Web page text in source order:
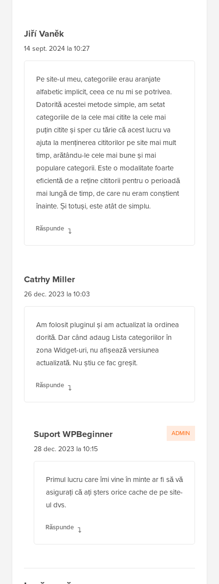
Jiří Vaněk
14 sept. 2024 la 10:27
Pe site-ul meu, categoriile erau aranjate
alfabetic implicit, ceea ce nu mi se potrivea.
Datorită acestei metode simple, am setat
categoriile de la cele mai citite la cele mai
puțin citite și sper cu tărie că acest lucru va
ajuta la menținerea cititorilor pe site mai mult
timp, arătându-le cele mai bune și mai
populare categorii. Este o modalitate foarte
eficientă de a reține cititorii pentru o perioadă
mai lungă de timp, de care nu eram conștient
înainte. Și totuși, este atât de simplu.
Răspunde
Catrhy Miller
26 dec. 2023 la 10:03
Am folosit pluginul și am actualizat la ordinea
dorită. Dar când adaug Lista categoriilor în
zona Widget-uri, nu afișează versiunea
actualizată. Nu știu ce fac greșit.
Răspunde
Suport WPBeginner
28 dec. 2023 la 10:15
Primul lucru care îmi vine în minte ar fi să vă
asigurați că ați șters orice cache de pe site-
ul dvs.
Răspunde
ADMIN